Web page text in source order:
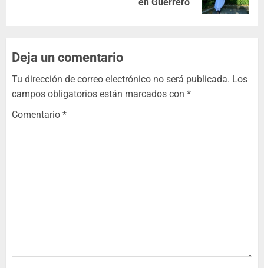
Deja un comentario
Tu dirección de correo electrónico no será publicada. Los
campos obligatorios están marcados con *
Comentario *